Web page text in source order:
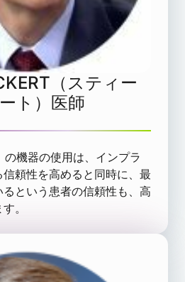
（スティー
ト）医師
機器の使用は、インプラ
頼性を高めると同時に、最
という患者の信頼性も、高
。